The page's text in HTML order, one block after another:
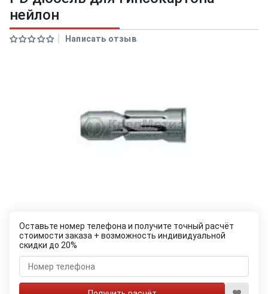
нейлон
Написать отзыв
Оставьте номер телефона и получите точный расчёт
стоимости заказа + возможность индивидуальной
скидки до 20%